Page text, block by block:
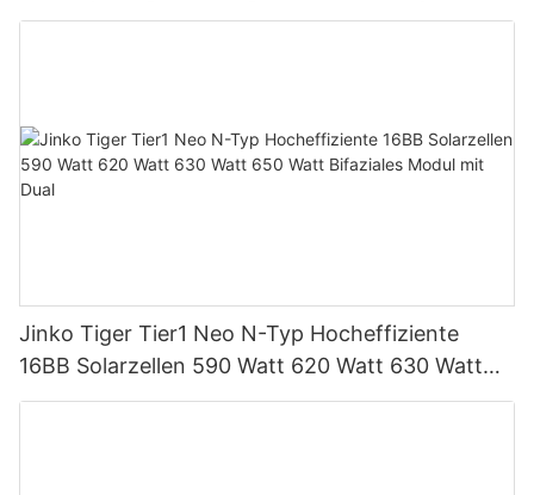
unterstützt Parallelschaltung von bis zu 9
Jinko Tiger Tier1 Neo N-Typ Hocheffiziente
16BB Solarzellen 590 Watt 620 Watt 630 Watt
650 Watt Bifaziales Modul mit Dual